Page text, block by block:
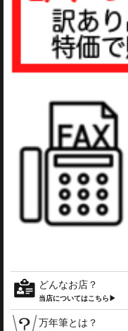
どんなお店？
当店についてはこちら▶
万年筆とは？